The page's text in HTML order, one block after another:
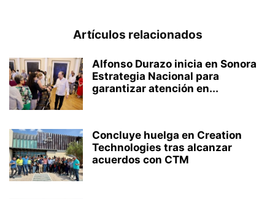
Artículos relacionados
Alfonso Durazo inicia en Sonora
Estrategia Nacional para
garantizar atención en...
Concluye huelga en Creation
Technologies tras alcanzar
acuerdos con CTM